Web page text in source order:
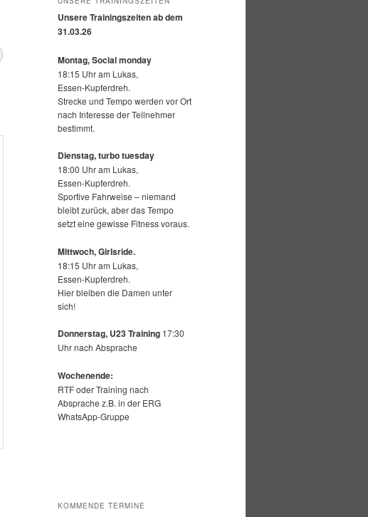
Unsere Trainingszeiten ab dem
31.03.26
Montag, Social monday
18:15 Uhr am Lukas,
Essen-Kupferdreh.
Strecke und Tempo werden vor Ort
nach Interesse der Teilnehmer
bestimmt.
Dienstag, turbo tuesday
18:00 Uhr am Lukas,
Essen-Kupferdreh.
Sportive Fahrweise – niemand
bleibt zurück, aber das Tempo
setzt eine gewisse Fitness voraus.
Mittwoch,Girlsride.
18:15 Uhr am Lukas,
Essen-Kupferdreh.
Hier bleiben die Damen unter
sich!
Donnerstag, U23 Training 17:30
Uhr nach Absprache
Wochenende:
RTF oder Training nach
Absprache z.B. in der ERG
WhatsApp-Gruppe
KOMMENDE TERMINE